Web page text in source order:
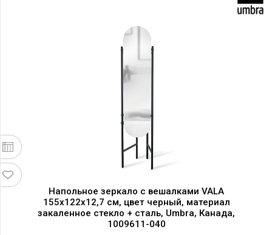
Напольное зеркало с вешалками VALA
155х122х12,7 см, цвет черный, материал
закаленное стекло + сталь, Umbra, Канада,
1009611-040